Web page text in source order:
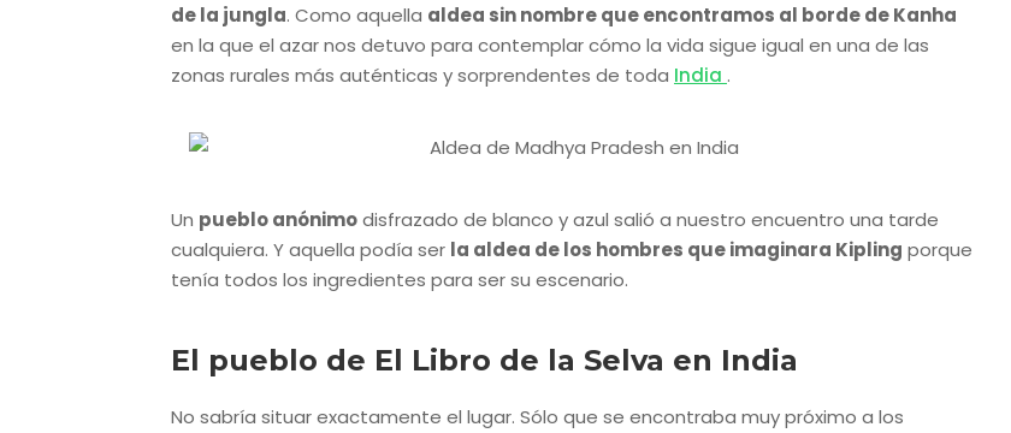
de la jungla. Como aquella aldea sin nombre que encontramos al borde de Kanha
en la que el azar nos detuvo para contemplar cómo la vida sigue igual en una de las
zonas rurales más auténticas y sorprendentes de toda India .
Un pueblo anónimodisfrazado de blanco y azul salió a nuestro encuentro una tarde
cualquiera. Y aquella podía ser la aldea de los hombres que imaginara Kipling porque
tenía todos los ingredientes para ser su escenario.
El pueblo de El Libro de la Selva en India
No sabría situar exactamente el lugar. Sólo que se encontraba muy próximo a los